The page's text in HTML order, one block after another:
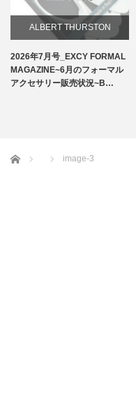
ALBERT THURSTON
お知らせ
2026年7月号_EXCY FORMAL
MAGAZINE~6月のフォーマル
アクセサリー販売状況~B…
ホーム image-3